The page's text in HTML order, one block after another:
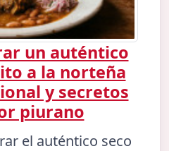
un auténtico
a la norteña
y secretos
piurano
el auténtico seco